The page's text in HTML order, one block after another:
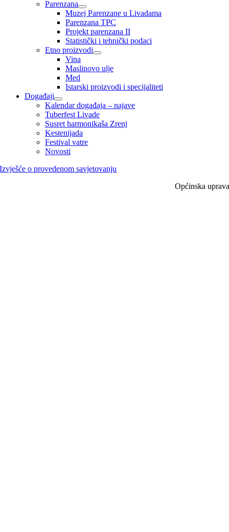
Parenzana
Muzej Parenzane u Livadama
Parenzana TPC
Projekt parenzana II
Statistički i tehnički podaci
Etno proizvodi
Vina
Maslinovo ulje
Med
Istarski proizvodi i specijaliteti
Događaji
Kalendar događaja – najave
Tuberfest Livade
Susret harmonikaša Zrenj
Kestenijada
Festival vatre
Novosti
Izvješće o provedenom savjetovanju
Općinska uprava